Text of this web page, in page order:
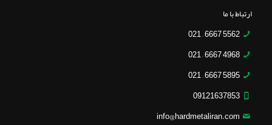
ارتباط با ما
5562 6667 – 021
4968 6667 – 021
5895 6667 – 021
09121637853
info@hardmetaliran.com